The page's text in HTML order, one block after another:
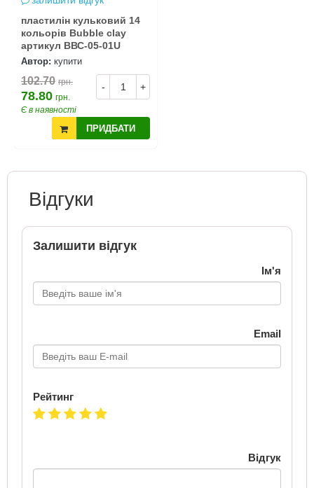
пластилін кульковий 14
кольорів Bubble clay
артикул ВВС-05-01U
Автор: купити
- +
102.70 грн.
78.80 грн.
Є в наявності
ПРИДБАТИ
Відгуки
Залишити відгук
Ім'я
Email
Рейтинг
Відгук